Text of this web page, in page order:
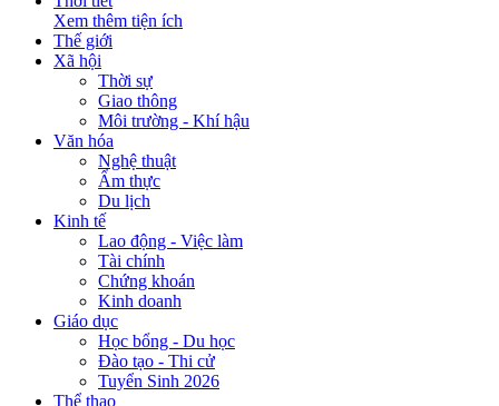
Xem thêm tiện ích
Thế giới
Xã hội
Thời sự
Giao thông
Môi trường - Khí hậu
Văn hóa
Nghệ thuật
Ẩm thực
Du lịch
Kinh tế
Lao động - Việc làm
Tài chính
Chứng khoán
Kinh doanh
Giáo dục
Học bổng - Du học
Đào tạo - Thi cử
Tuyển Sinh 2026
Thể thao